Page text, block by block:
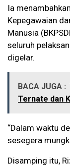
Ia
Kepegawaian
Manusia
seluruh
digelar.
BACA JUGA :
Ternate dan
“Dalam waktu
sesegera
Disamping itu,